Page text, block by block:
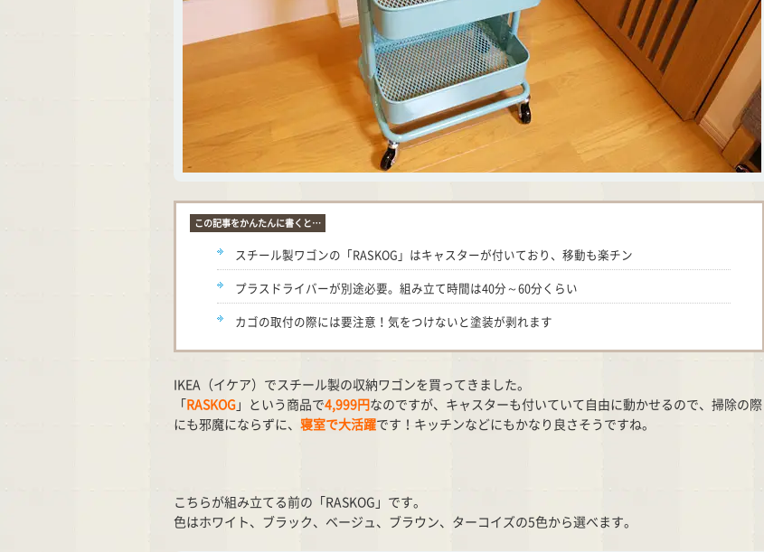
この記事をかんたんに書くと…
スチール製ワゴンの「RASKOG」はキャスターが付いており、移動も楽チン
プラスドライバーが別途必要。組み立て時間は40分～60分くらい
カゴの取付の際には要注意！気をつけないと塗装が剥れます
IKEA（イケア）でスチール製の収納ワゴンを買ってきました。
「 RASKOG 」という商品で4,999円 なのですが、キャスターも付いていて自由に動かせるので、掃除の際
にも邪魔にならずに、 寝室で大活躍です！キッチンなどにもかなり良さそうですね。
こちらが組み立てる前の「RASKOG」です。
色はホワイト、ブラック、ベージュ、ブラウン、ターコイズの5色から選べます。